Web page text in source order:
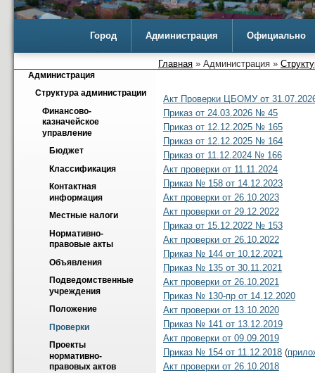
Город Администрация Официально
Главная » Администрация »
Администрация
Структура администрации
Финансово-
казначейское
управление
Бюджет
Классификация
Контактная
информация
Местные налоги
Нормативно-
правовые акты
Объявления
Подведомственные
учреждения
Положение
Проверки
Проекты
нормативно-
правовых актов
Акт Проверки ЦБОМУ от
Приказ от 24.03.2026 № 45
Приказ от 12.12.2025 № 165
Приказ от 12.12.2025 № 164
Приказ от 11.12.2024 № 166
Акт проверки от 11.11.2024
Приказ № 158 от 14.12.2023
Акт проверки от 26.10.2023
Акт проверки от 29.12.2022
Приказ от 15.12.2022 № 153
Акт проверки от 26.10.2022
Приказ № 144 от 10.12.2021
Приказ № 135 от 30.11.2021
Акт проверки от 26.10.2021
Приказ № 130-пр от 14.12.2020
Акт проверки от 13.10.2020
Приказ № 141 от 13.12.2019
Акт проверки от 09.09.2019
Приказ № 154 от 11.12.2018 (
Акт проверки от 26.10.2018